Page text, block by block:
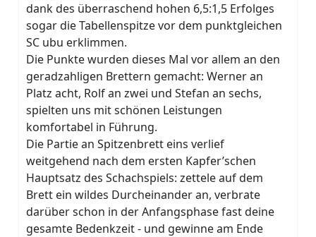
dank des überraschend hohen 6,5:1,5 Erfolges
sogar die Tabellenspitze vor dem punktgleichen
SC ubu erklimmen.
Die Punkte wurden dieses Mal vor allem an den
geradzahligen Brettern gemacht: Werner an
Platz acht, Rolf an zwei und Stefan an sechs,
spielten uns mit schönen Leistungen
komfortabel in Führung.
Die Partie an Spitzenbrett eins verlief
weitgehend nach dem ersten Kapfer’schen
Hauptsatz des Schachspiels: zettele auf dem
Brett ein wildes Durcheinander an, verbrate
darüber schon in der Anfangsphase fast deine
gesamte Bedenkzeit - und gewinne am Ende